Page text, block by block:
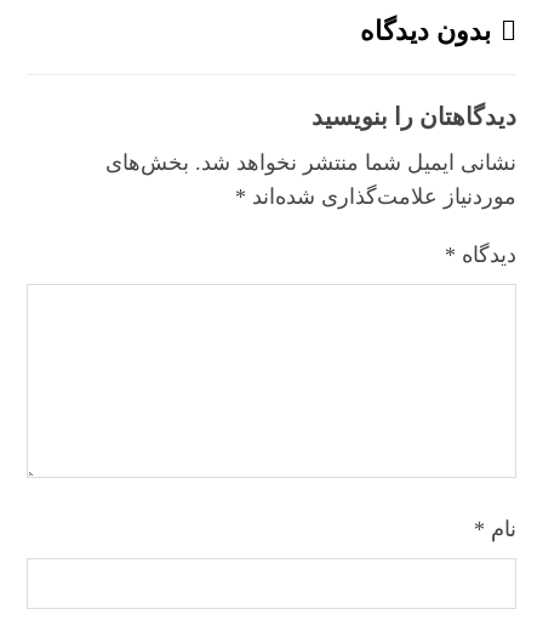
بدون دیدگاه
دیدگاهتان را بنویسید
نشانی ایمیل شما منتشر نخواهد شد. بخش‌های
موردنیاز علامت‌گذاری شده‌اند *
دیدگاه *
نام *